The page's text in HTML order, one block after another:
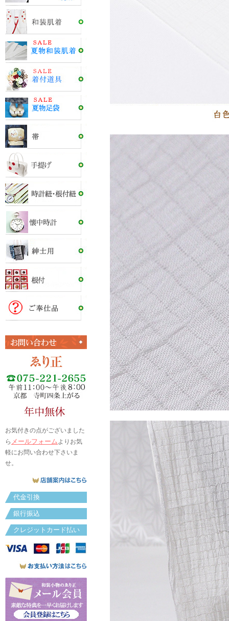
お気付きの点がございました
ら メールフォームよりお気
軽にお問い合わせ下さいま
せ。
代金引換
銀行振込
クレジットカード払い